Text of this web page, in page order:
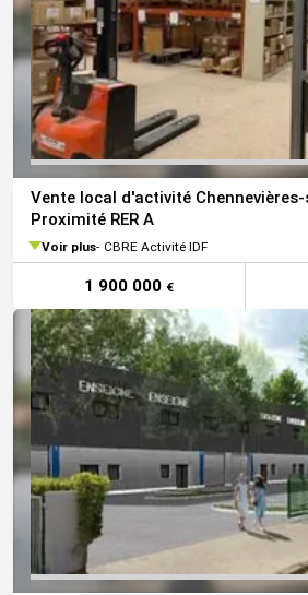
Vente local d'activité
Proximité RER A
Voir plus CBRE Activité IDF
1 900 000 €